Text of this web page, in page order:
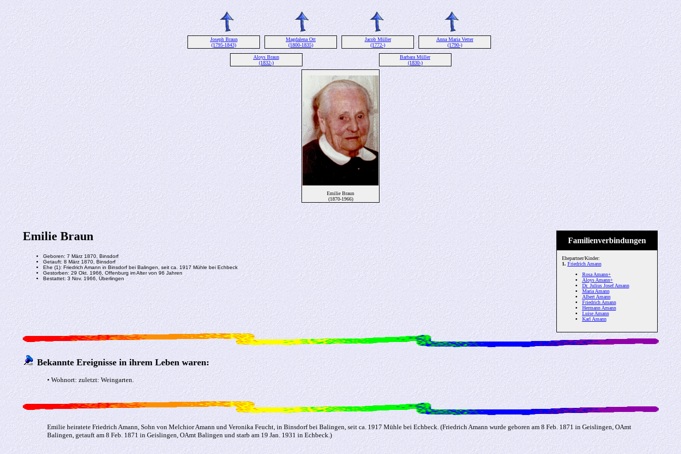
Joseph Braun
(1795-1843)
Magdalena Ott
(1800-1835)
Jacob Müller
(1772-)
Anna Maria Vetter
(1790-)
Aloys Braun
(1832-)
Barbara Müller
(1830-)
Emilie Braun
(1870-1966)
Familienverbindungen
Ehepartner/Kinder:
1. Friedrich Amann
Rosa Amann+
Aloys Amann+
Dr. Julius Josef Amann
Maria Amann
Albert Amann
Friedrich Amann
Hermann Amann
Luise Amann
Karl Amann
Emilie Braun
Geboren: 7 März 1870, Binsdorf
Getauft: 8 März 1870, Binsdorf
Ehe (1): Friedrich Amann in Binsdorf bei Balingen, seit ca. 1917 Mühle bei Echbeck
Gestorben: 29 Okt. 1966, Offenburg im Alter von 96 Jahren
Bestattet: 3 Nov. 1966, Überlingen
Bekannte Ereignisse in ihrem Leben waren:
• Wohnort: zuletzt: Weingarten.
Emilie heiratete Friedrich Amann, Sohn von Melchior Amann und Veronika Feucht, in Binsdorf bei Balingen, seit ca. 1917 Mühle bei Echbeck. (Friedrich Amann wurde geboren am 8 Feb. 1871 in Geislingen, OAmt
Balingen, getauft am 8 Feb. 1871 in Geislingen, OAmt Balingen und starb am 19 Jan. 1931 in Echbeck.)